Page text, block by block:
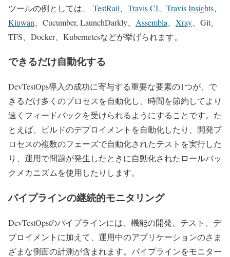
ツールの例としては、 TestRail Travis CI Travis Insights
Kiuwan 、Cucumber, LaunchDarkly、 Assembla Xray 、Git、
TFS、Docker、Kubernetesなどが挙げられます。
できるだけ自動化する
DevTestOps導入の成功に寄与する重要な要素の1つが、で
きるだけ多くのプロセスを自動化し、時間を節約してより
速くフィードバックを受けられるようにすることです。た
とえば、ビルドのデプロイメントを自動化したり、開発プ
ロセスの複数のフェーズで自動化されたテストを実行した
り、運用で問題が発生したときに自動化されたロールバッ
クメカニズムを使用したりします。
パイプラインの継続的モニタリング
DevTestOpsのパイプラインには、機能の開発、テスト、デ
プロイメントに加えて、運用中のアプリケーションのさま
ざまな側面の計測が含まれます。パイプラインをモニター